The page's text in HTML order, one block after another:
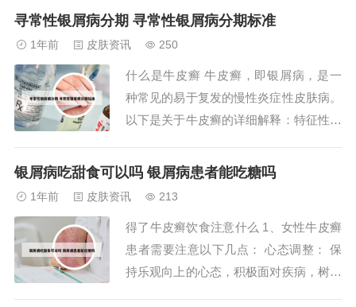
有糖皮质激素、维生素D3衍生物、维A酸
他治疗方法联合应用。2、银屑病，一
种...
寻常性银屑病分期 寻常性银屑病分期标准
1年前 皮肤资讯 250
什么是牛皮癣 牛皮癣，即银屑病，是一
种常见的易于复发的慢性炎症性皮肤病。
以下是关于牛皮癣的详细解释：特征性损
丘疹或斑块，这些丘疹或斑块上覆盖有多
性。牛皮癣，即银屑病，是一种常见的慢
性皮肤病。其特点...
银屑病吃甜食可以吗 银屑病患者能吃糖吗
1年前 皮肤资讯 213
得了牛皮癣饮食注意什么 1、女性牛皮癣
患者需要注意以下几点： 心态调整： 保
持乐观向上的心态，积极面对疾病，树立